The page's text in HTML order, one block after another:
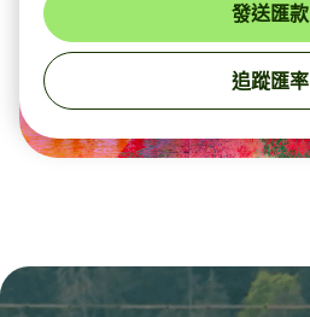
發送匯款
追蹤匯率